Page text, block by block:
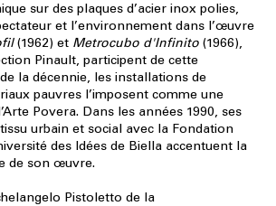
sur des plaques d’acier inox polies,
et l’environnement dans l’œuvre
(1962) et Metrocubo d'Infinito (1966),
Pinault, participent de cette
la décennie, les installations de
pauvres l’imposent comme une
Povera. Dans les années 1990, ses
urbain et social avec la Fondation
des Idées de Biella accentuent la
de son œuvre.
Pistoletto de la